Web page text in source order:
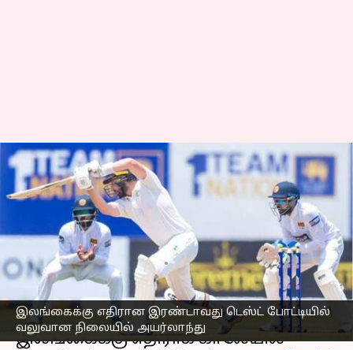
இலங்கைக்கு எதிரான இரண்டாவது டெஸ்ட் போட்டியில்
வலுவான நிலையில் அயர்லாந்து
இலங்கைக்கு எதிரான
இரண்டாவது டெஸ்ட்
போட்டியில் வலுவான
நிலையில் அயர்லாந்து
எழுதியவர் Sekar Chinnappan Apr 24, 2023 07:56 pm
செய்தி முன்னோட்டம்
இலங்கைக்கு எதிராக காலேயில்